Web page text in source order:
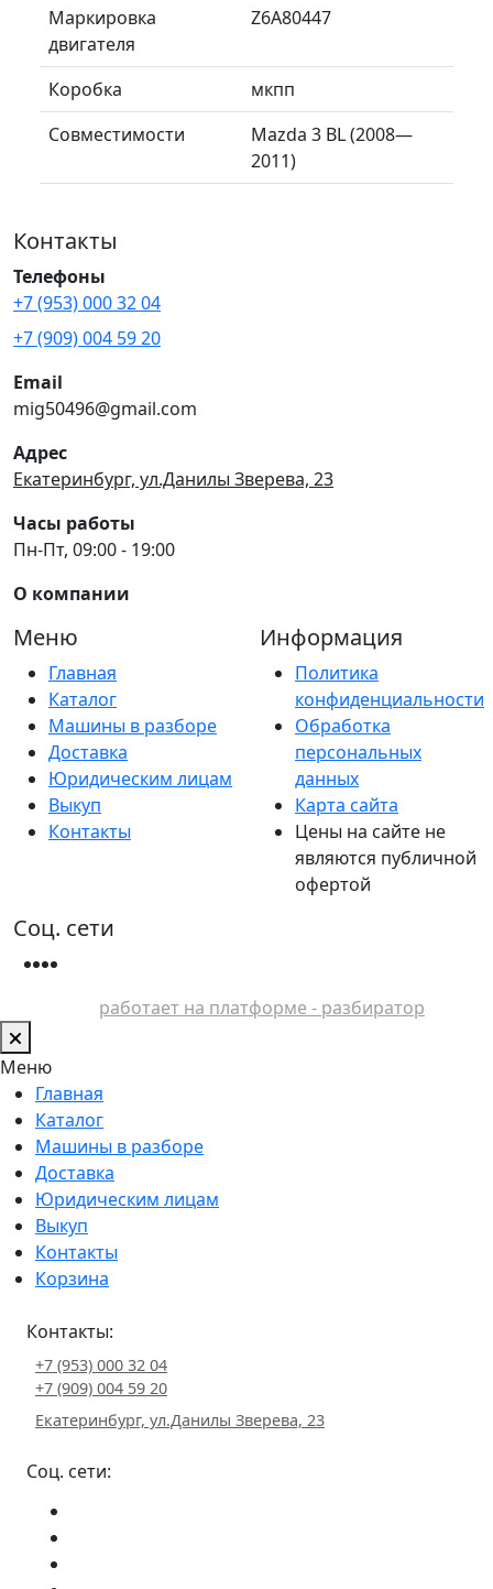
Маркировка
двигателя
Z6A80447
Коробка
мкпп
Совместимости
Mazda 3 BL (2008—
2011)
Контакты
Телефоны
+7 (953) 000 32 04
+7 (909) 004 59 20
Email
mig50496@gmail.com
Адрес
Екатеринбург, ул.Данилы Зверева, 23
Часы работы
Пн-Пт, 09:00 - 19:00
О компании
Меню
Главная
Каталог
Машины в разборе
Доставка
Юридическим лицам
Выкуп
Контакты
Информация
Политика
конфиденциальности
Обработка
персональных
данных
Карта сайта
Цены на сайте не
являются публичной
офертой
Соц. сети
работает на платформе - разбиратор
Меню
Главная
Каталог
Машины в разборе
Доставка
Юридическим лицам
Выкуп
Контакты
Корзина
Контакты:
+7 (953) 000 32 04
+7 (909) 004 59 20
Екатеринбург, ул.Данилы Зверева, 23
Соц. сети: